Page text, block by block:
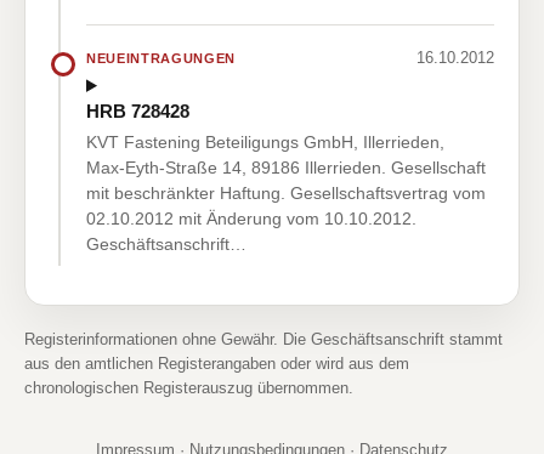
NEUEINTRAGUNGEN 16.10.2012
HRB 728428
KVT Fastening Beteiligungs GmbH, Illerrieden,
Max-Eyth-Straße 14, 89186 Illerrieden. Gesellschaft
mit beschränkter Haftung. Gesellschaftsvertrag vom
02.10.2012 mit Änderung vom 10.10.2012.
Geschäftsanschrift…
Registerinformationen ohne Gewähr. Die Geschäftsanschrift stammt
aus den amtlichen Registerangaben oder wird aus dem
chronologischen Registerauszug übernommen.
Impressum · Nutzungsbedingungen · Datenschutz